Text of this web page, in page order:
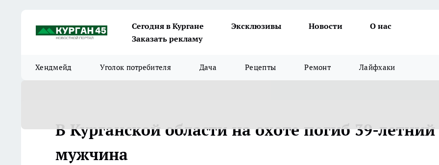
Сегодня в Кургане Эксклюзивы Новости
О нас
Заказать рекламу
Хендмейд Уголок потребителя Дача Рецепты Ремонт Лайфхаки
В Курганской области на охоте погиб 39-летний
мужчина